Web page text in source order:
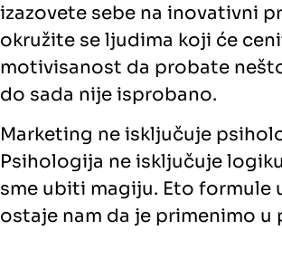
izazovete sebe na inovativni
okružite se ljudima koji će
motivisanost da probate
do sada nije isprobano.
Marketing ne isključuje
Psihologija ne isključuje
sme ubiti magiju. Eto formule
ostaje nam da je primenimo u